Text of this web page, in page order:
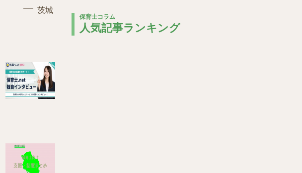
茨城
保育士コラム
人気記事ランキング